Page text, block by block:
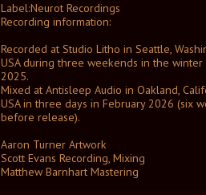
Label:Neurot Recordings
Recording information:
Recorded at Studio Litho in Seattle,
USA during three weekends in the winter
2025.
Mixed at Antisleep Audio in Oakland,
USA in three days in February 2026 (six
before release).
Aaron Turner Artwork
Scott Evans Recording, Mixing
Matthew Barnhart Mastering